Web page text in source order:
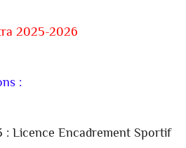
2025-2026
:
: Licence Encadrement Sportif